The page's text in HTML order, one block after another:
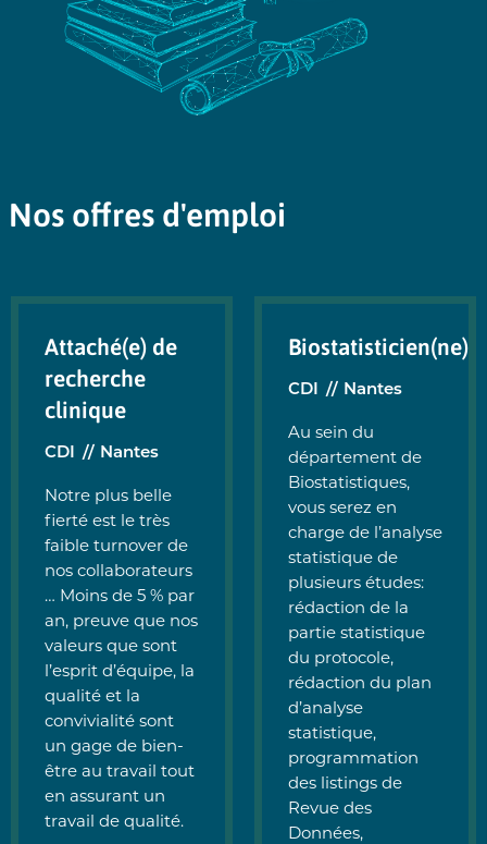
Nos offres d'emploi
Attaché(e) de
recherche
clinique
CDI Nantes
Notre plus belle
fierté est le très
faible turnover de
nos collaborateurs
… Moins de 5 % par
an, preuve que nos
valeurs que sont
l’esprit d’équipe, la
qualité et la
convivialité sont
un gage de bien-
être au travail tout
en assurant un
travail de qualité.
Biostatisticien(ne)
CDI Nantes
Au sein du
département de
Biostatistiques,
vous serez en
charge de l’analyse
statistique de
plusieurs études:
rédaction de la
partie statistique
du protocole,
rédaction du plan
d’analyse
statistique,
programmation
des listings de
Revue des
Données,